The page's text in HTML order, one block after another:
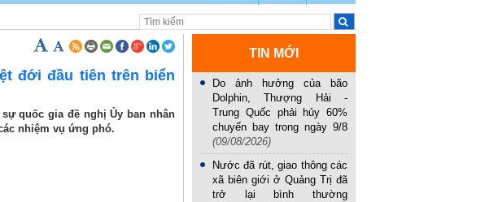
đới đầu tiên trên biển
quốc gia đề nghị Ủy ban nhân
nhiệm vụ ứng phó.
TIN MỚI
Do ảnh hưởng của bão
Dolphin, Thượng Hải -
Trung Quốc phải hủy 60%
chuyến bay trong ngày 9/8
(09/08/2026)
Nước đã rút, giao thông các
xã biên giới ở Quảng Trị đã
trở lại bình thường